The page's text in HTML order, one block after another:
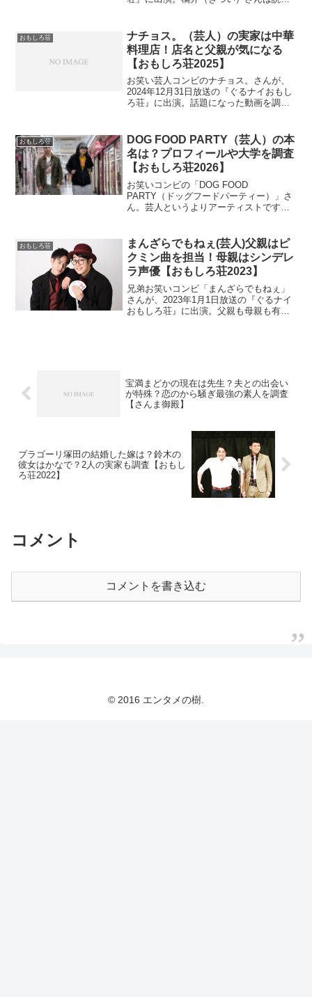
おもしろ荘
ナチョス。（芸人）の実家は中華
料理店！店名と父親が気になる
【おもしろ荘2025】
お笑い芸人コンビのナチョス。さんが、
2024年12月31日放送の『ぐるナイおもし
ろ荘』に出演。話題になった動画を調
おもしろ荘
DOG FOOD PARTY（芸人）の本
名は？プロフィールや大学を調査
【おもしろ荘2026】
お笑いコンビの「DOG FOOD
PARTY（ドッグフードパーティー）」さ
ん。芸人というよりアーティストです。
調査。
おもしろ荘
まんざらでもねぇ(芸人)父親はピ
クミン曲を担当！母親はシンデレ
ラ声優【おもしろ荘2023】
兄弟お笑いコンビ「まんざらでもねぇ」
さんが、2023年1月1日放送の『ぐるナイ
おもしろ荘』に出演。父親も母親も有名
宝満まどかの現在は先生？夫との出会い
が特殊？恋のから騒ぎ最強の素人を調査
【さんま御殿】
ブラゴーリ塚田の結婚した嫁は？鈴木の
彼女はかなで？2人の実家も調査【おもし
ろ荘2022】
コメント
コメントを書き込む
© 2016 エンタメの樹.